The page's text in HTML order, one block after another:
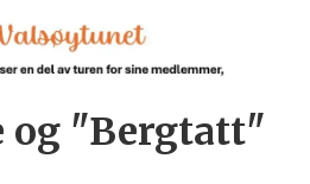
og "Bergtatt"